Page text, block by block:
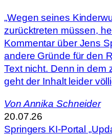
„Wegen seines
zurücktreten müssen,
Kommentar über Jens
andere Gründe für den
Text nicht. Denn in dem
geht der Inhalt leider
Von Annika Schneider
20.07.26
Springers KI-Portal